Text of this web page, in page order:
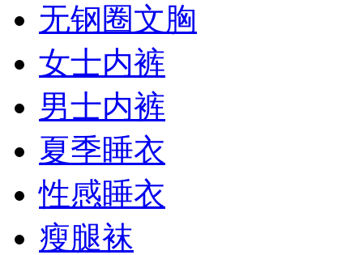
无钢圈文胸
女士内裤
男士内裤
夏季睡衣
性感睡衣
瘦腿袜